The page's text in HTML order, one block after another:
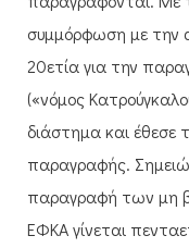
συμμόρφωση με την
20ετία για την
(«νόμος
διάστημα και έθεσε
παραγραφής.
παραγραφή των μη
ΕΦΚΑ γίνεται